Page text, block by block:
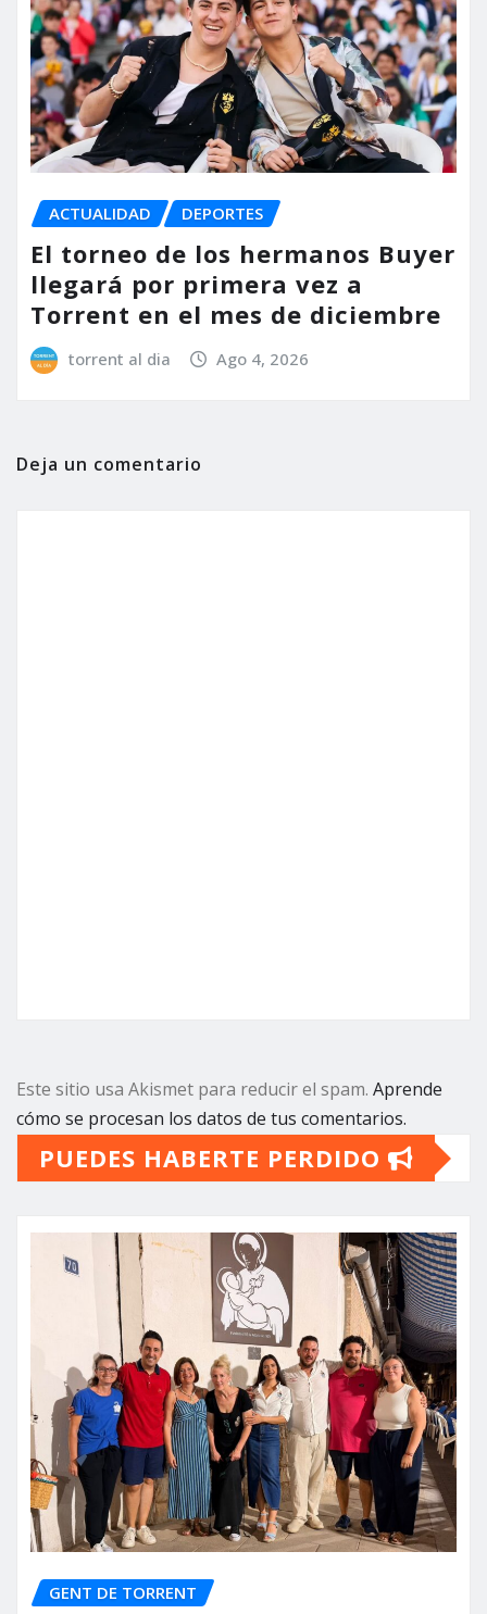
ACTUALIDAD DEPORTES
El torneo de los hermanos Buyer
llegará por primera vez a
Torrent en el mes de diciembre
torrent al dia Ago 4, 2026
Deja un comentario
Este sitio usa Akismet para reducir el spam. Aprende
cómo se procesan los datos de tus comentarios.
PUEDES HABERTE PERDIDO
GENT DE TORRENT